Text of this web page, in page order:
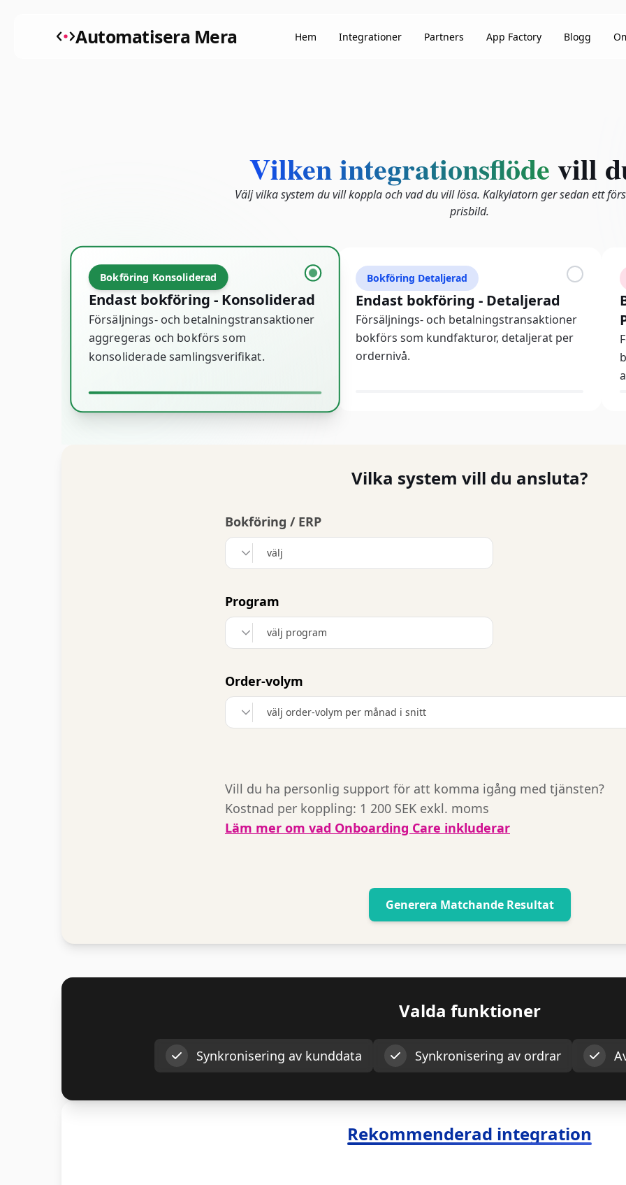
Automatisera Mera Hem Integrationer Partners App Factory Blogg
Vilken integrationsflödevill
Välj vilka system du vill koppla och vad du vill lösa. Kalkylatorn ger sedan ett
prisbild.
Bokföring Konsoliderad
Endast bokföring - Konsoliderad
Försäljnings- och betalningstransaktioner
aggregeras och bokförs som
konsoliderade samlingsverifikat.
Bokföring Detaljerad
Endast bokföring - Detaljerad
Försäljnings- och betalningstransaktioner
bokförs som kundfakturor, detaljerat per
ordernivå.
Vilka system vill du ansluta?
Bokföring / ERP
välj
Program
välj program
Order‑volym
välj order‑volym per månad i snitt
Vill du ha personlig support för att komma igång med tjänsten?
Kostnad per koppling: 1 200 SEK exkl. moms
Läm mer om vad Onboarding Care inkluderar
Generera Matchande Resultat
Valda funktioner
Synkronisering av kunddata Synkronisering av ordrar
Rekommenderad integration